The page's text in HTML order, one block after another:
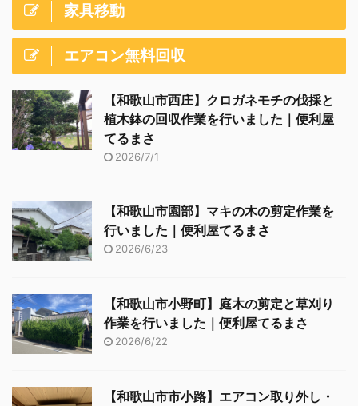
家具移動
エアコン無料回収
【和歌山市西庄】クロガネモチの伐採と
植木鉢の回収作業を行いました｜便利屋
てるまさ
2026/7/1
【和歌山市園部】マキの木の剪定作業を
行いました｜便利屋てるまさ
2026/6/23
【和歌山市小野町】庭木の剪定と草刈り
作業を行いました｜便利屋てるまさ
2026/6/22
【和歌山市市小路】エアコン取り外し・